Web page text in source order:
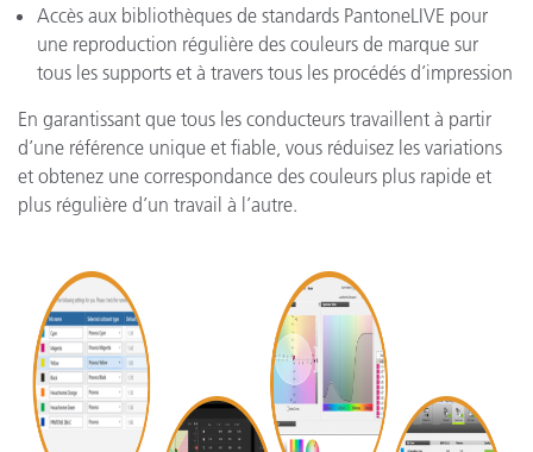
Accès aux bibliothèques de standards PantoneLIVE pour
une reproduction régulière des couleurs de marque sur
tous les supports et à travers tous les procédés d’impression
En garantissant que tous les conducteurs travaillent à partir
d’une référence unique et fiable, vous réduisez les variations
et obtenez une correspondance des couleurs plus rapide et
plus régulière d’un travail à l’autre.